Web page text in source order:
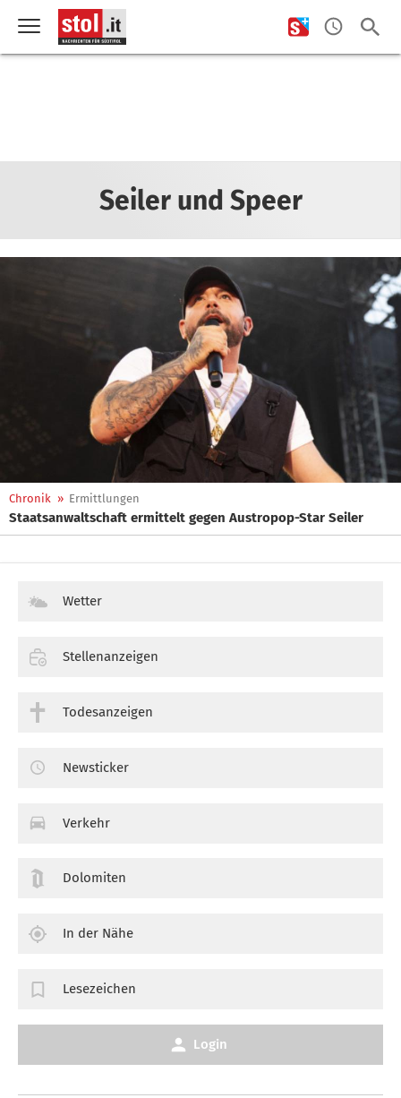
Seiler und Speer
Chronik » Ermittlungen
Staatsanwaltschaft ermittelt gegen Austropop-Star Seiler
Wetter
Stellenanzeigen
Todesanzeigen
Newsticker
Verkehr
Dolomiten
In der Nähe
Lesezeichen
Login